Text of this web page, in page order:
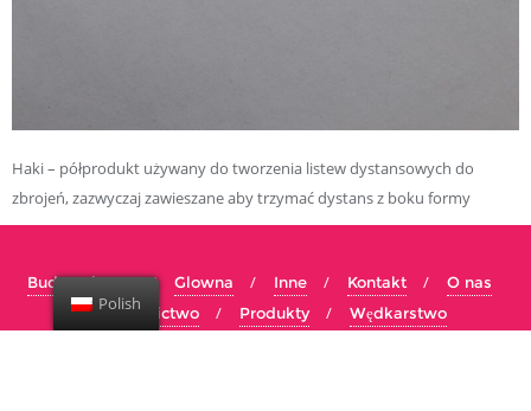
Haki – półprodukt używany do tworzenia listew dystansowych do
zbrojeń, zazwyczaj zawieszane aby trzymać dystans z boku formy
Budownictwo Glowna Inne Kontakt
O nas
Papiernictwo
Produkty Wędkarstwo
Polish